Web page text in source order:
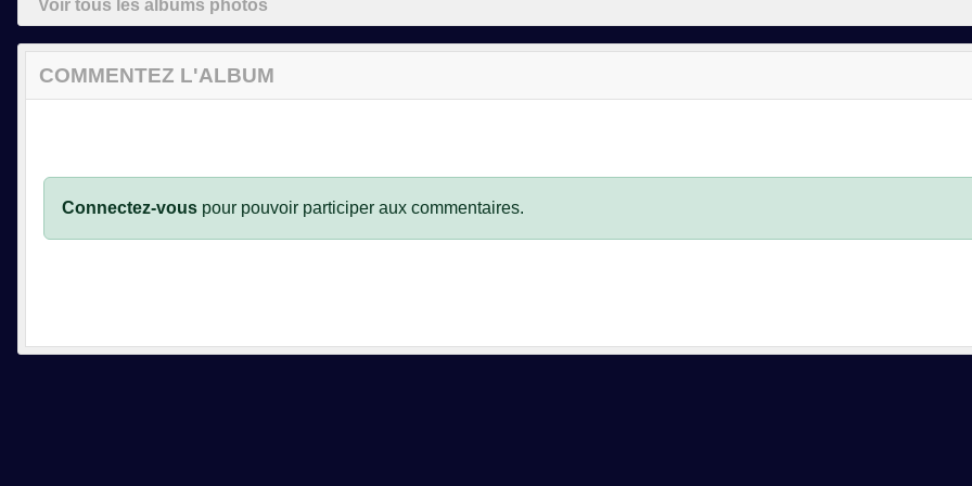
Voir tous les albums photos
COMMENTEZ L'ALBUM
Connectez-vous pour pouvoir participer aux commentaires.